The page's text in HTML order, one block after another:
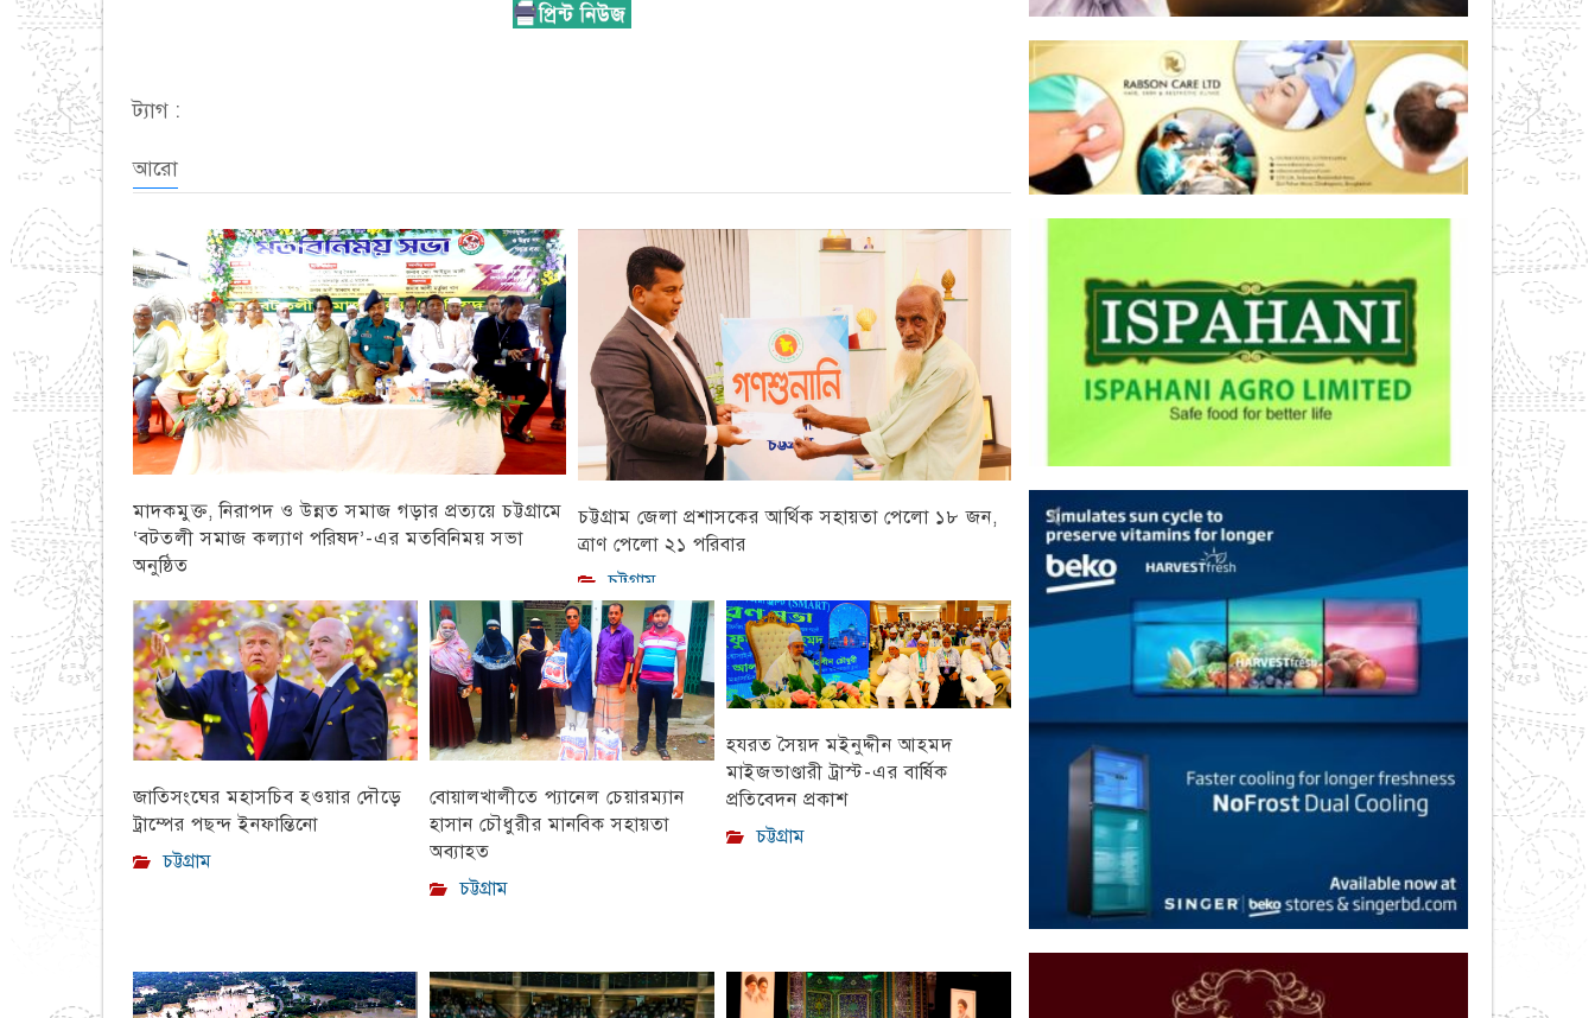
ট্যাগ :
আরো
মাদকমুক্ত, নিরাপদ ও উন্নত সমাজ গড়ার প্রত্যয়ে চট্টগ্রামে
‘বটতলী সমাজ কল্যাণ পরিষদ’-এর মতবিনিময় সভা
অনুষ্ঠিত
চট্টগ্রাম
চট্টগ্রাম জেলা প্রশাসকের আর্থিক সহায়তা পেলো ১৮ জন,
ত্রাণ পেলো ২১ পরিবার
চট্টগ্রাম
জাতিসংঘের মহাসচিব হওয়ার দৌড়ে
ট্রাম্পের পছন্দ ইনফান্তিনো
চট্টগ্রাম
বোয়ালখালীতে প্যানেল চেয়ারম্যান
হাসান চৌধুরীর মানবিক সহায়তা
অব্যাহত
চট্টগ্রাম
হযরত সৈয়দ মইনুদ্দীন আহমদ
মাইজভাণ্ডারী ট্রাস্ট-এর বার্ষিক
প্রতিবেদন প্রকাশ
চট্টগ্রাম